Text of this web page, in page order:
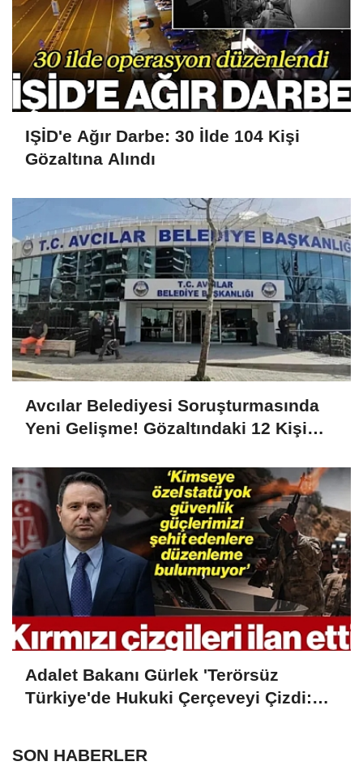
IŞİD'e Ağır Darbe: 30 İlde 104 Kişi
Gözaltına Alındı
Avcılar Belediyesi Soruşturmasında
Yeni Gelişme! Gözaltındaki 12 Kişi
Adalet Bakanı Gürlek 'Terörsüz
Türkiye'de Hukuki Çerçeveyi Çizdi:
SON HABERLER